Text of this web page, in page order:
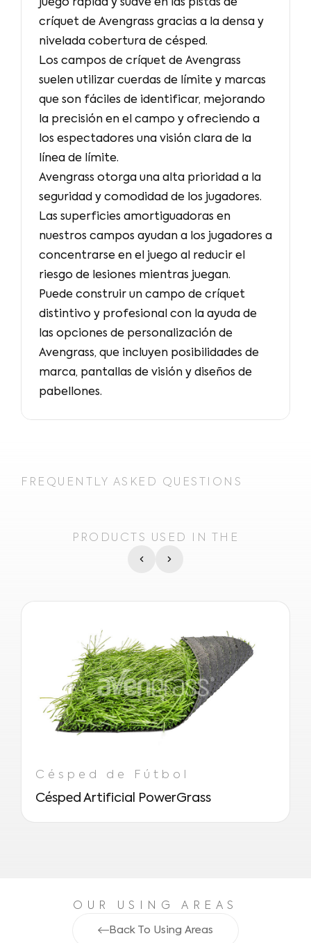
juego rápida y suave en las pistas de
críquet de Avengrass gracias a la densa y
nivelada cobertura de césped.
Los campos de críquet de Avengrass
suelen utilizar cuerdas de límite y marcas
que son fáciles de identificar, mejorando
la precisión en el campo y ofreciendo a
los espectadores una visión clara de la
línea de límite.
Avengrass otorga una alta prioridad a la
seguridad y comodidad de los jugadores.
Las superficies amortiguadoras en
nuestros campos ayudan a los jugadores a
concentrarse en el juego al reducir el
riesgo de lesiones mientras juegan.
Puede construir un campo de críquet
distintivo y profesional con la ayuda de
las opciones de personalización de
Avengrass, que incluyen posibilidades de
marca, pantallas de visión y diseños de
pabellones.
FREQUENTLY ASKED QUESTIONS
PRODUCTS USED IN THE
Césped de Fútbol
Césped Artificial PowerGrass
OUR USING AREAS
Back To Using Areas